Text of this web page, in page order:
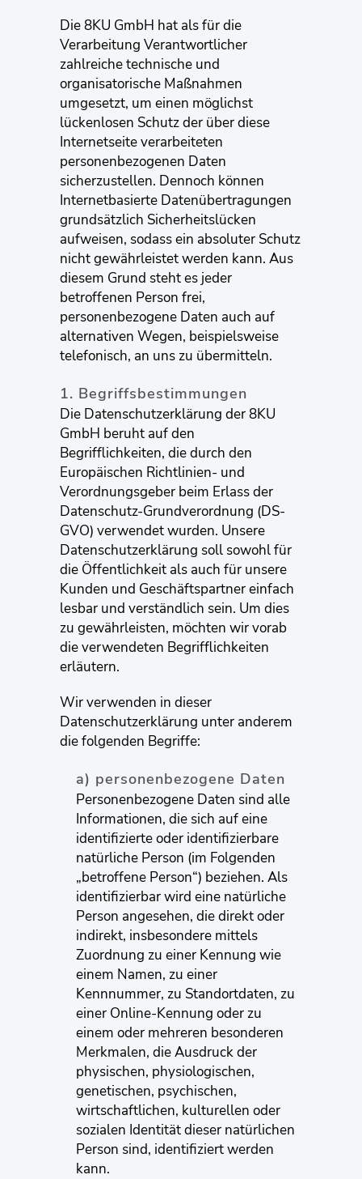
Die 8KU GmbH hat als für die
Verarbeitung Verantwortlicher
zahlreiche technische und
organisatorische Maßnahmen
umgesetzt, um einen möglichst
lückenlosen Schutz der über diese
Internetseite verarbeiteten
personenbezogenen Daten
sicherzustellen. Dennoch können
Internetbasierte Datenübertragungen
grundsätzlich Sicherheitslücken
aufweisen, sodass ein absoluter Schutz
nicht gewährleistet werden kann. Aus
diesem Grund steht es jeder
betroffenen Person frei,
personenbezogene Daten auch auf
alternativen Wegen, beispielsweise
telefonisch, an uns zu übermitteln.
1. Begriffsbestimmungen
Die Datenschutzerklärung der 8KU
GmbH beruht auf den
Begrifflichkeiten, die durch den
Europäischen Richtlinien- und
Verordnungsgeber beim Erlass der
Datenschutz-Grundverordnung (DS-
GVO) verwendet wurden. Unsere
Datenschutzerklärung soll sowohl für
die Öffentlichkeit als auch für unsere
Kunden und Geschäftspartner einfach
lesbar und verständlich sein. Um dies
zu gewährleisten, möchten wir vorab
die verwendeten Begrifflichkeiten
erläutern.
Wir verwenden in dieser
Datenschutzerklärung unter anderem
die folgenden Begriffe:
a) personenbezogene Daten
Personenbezogene Daten sind alle
Informationen, die sich auf eine
identifizierte oder identifizierbare
natürliche Person (im Folgenden
„betroffene Person“) beziehen. Als
identifizierbar wird eine natürliche
Person angesehen, die direkt oder
indirekt, insbesondere mittels
Zuordnung zu einer Kennung wie
einem Namen, zu einer
Kennnummer, zu Standortdaten, zu
einer Online-Kennung oder zu
einem oder mehreren besonderen
Merkmalen, die Ausdruck der
physischen, physiologischen,
genetischen, psychischen,
wirtschaftlichen, kulturellen oder
sozialen Identität dieser natürlichen
Person sind, identifiziert werden
kann.